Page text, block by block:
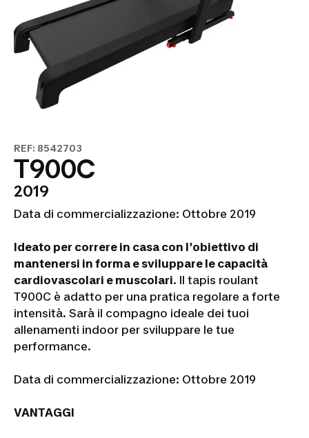
REF: 8542703
T900C
2019
Data di commercializzazione: Ottobre 2019
Ideato per correre in casa con l'obiettivo di
mantenersi in forma e sviluppare le capacità
cardiovascolari e muscolari. Il tapis roulant
T900C è adatto per una pratica regolare a forte
intensità. Sarà il compagno ideale dei tuoi
allenamenti indoor per sviluppare le tue
performance.
Data di commercializzazione: Ottobre 2019
VANTAGGI